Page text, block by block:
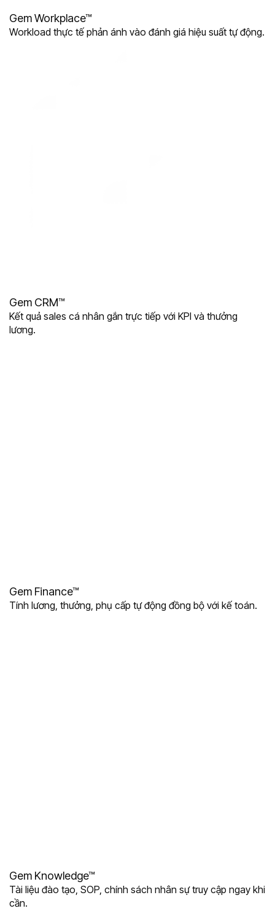
Gem Workplace™
Workload thực tế phản ánh vào đánh giá hiệu suất tự động.
Gem CRM™
Kết quả sales cá nhân gắn trực tiếp với KPI và thưởng
lương.
Gem Finance™
Tính lương, thưởng, phụ cấp tự động đồng bộ với kế toán.
Gem Knowledge™
Tài liệu đào tạo, SOP, chính sách nhân sự truy cập ngay khi
cần.